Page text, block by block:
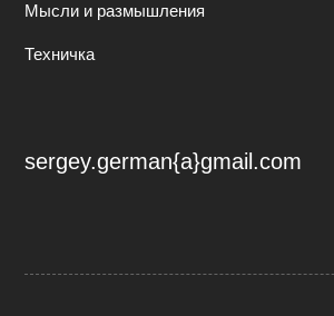
Мысли и размышления
Техничка
sergey.german{a}gmail.com